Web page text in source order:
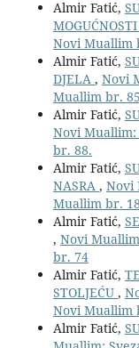
Almir Fatić,
MOGUĆNOSTI
Novi Muallim
Almir Fatić,
DJELA , Novi
Muallim br.
Almir Fatić,
Novi Muallim:
br. 88.
Almir Fatić,
NASRA , Novi
Muallim br. 18
Almir Fatić,
, Novi
br. 74
Almir Fatić,
STOLJEĆU ,
Novi Muallim
Almir Fatić,